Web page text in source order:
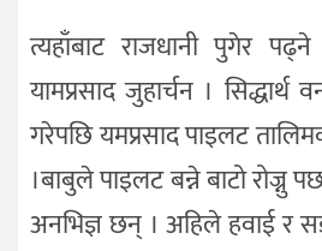
त्यहाँबाट राजधानी पुगेर
यामप्रसाद जुहार्चन ।
गरेपछि यमप्रसाद पाइलट
।बाबुले पाइलट बन्ने बाटो रोज्नु
अनभिज्ञ छन् । अहिले हवाई र